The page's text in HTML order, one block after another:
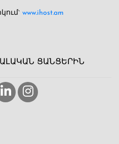
www.ihost.am
ՑԱՆՑԵՐԻՆ